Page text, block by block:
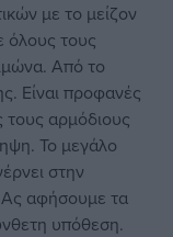
με το μείζον
όλους τους
Από το
Είναι προφανές
τους αρμόδιους
Το μεγάλο
στην
Ας αφήσουμε τα
υπόθεση.